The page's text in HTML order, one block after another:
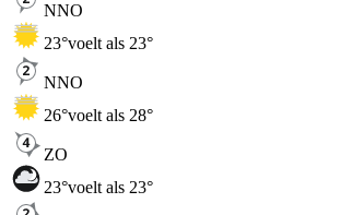
NNO
23°voelt als 23°
NNO
26°voelt als 28°
ZO
23°voelt als 23°